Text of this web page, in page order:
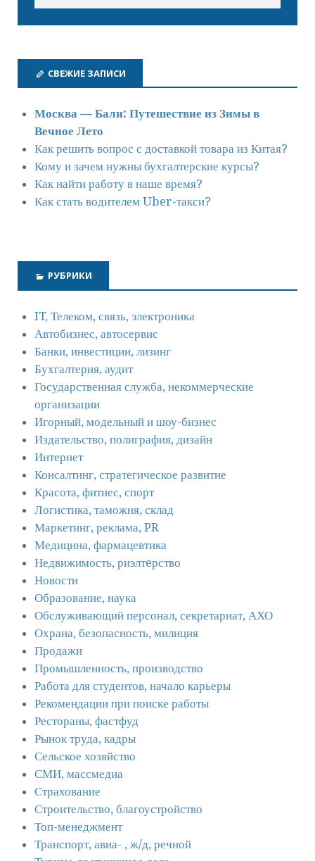
СВЕЖИЕ ЗАПИСИ
Москва — Бали: Путешествие из Зимы в
Вечное Лето
Как решить вопрос с доставкой товара из Китая?
Кому и зачем нужны бухгалтерские курсы?
Как найти работу в наше время?
Как стать водителем Uber-такси?
РУБРИКИ
IT, Телеком, связь, электроника
Автобизнес, автосервис
Банки, инвестиции, лизинг
Бухгалтерия, аудит
Государственная служба, некоммерческие
организации
Игорный, модельный и шоу-бизнес
Издательство, полиграфия, дизайн
Интернет
Консалтинг, стратегическое развитие
Красота, фитнес, спорт
Логистика, таможня, склад
Маркетинг, реклама, PR
Медицина, фармацевтика
Недвижимость, риэлтeрство
Новости
Образование, наука
Обслуживающий персонал, секретариат, АХО
Охрана, безопасность, милиция
Продажи
Промышленность, производство
Работа для студентов, начало карьеры
Рекомендации при поиске работы
Рестораны, фастфуд
Рынок труда, кадры
Сельское хозяйство
СМИ, массмедиа
Страхование
Строительство, благоустройство
Топ-менеджмент
Транспорт, авиа- , ж/д, речной